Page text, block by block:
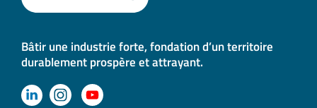
Bâtir une industrie forte, fondation d’un territoire
durablement prospère et attrayant.